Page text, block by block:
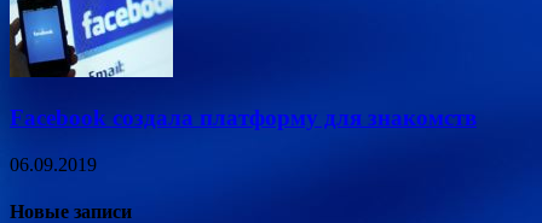
Facebook создала платформу для знакомств
06.09.2019
Новые записи